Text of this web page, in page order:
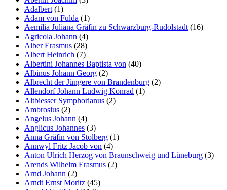
Adalbert (1)
Adam von Fulda (1)
Aemilia Juliana Gräfin zu Schwarzburg-Rudolstadt (16)
Agricola Johann (4)
Alber Erasmus (28)
Albert Heinrich (7)
Albertini Johannes Baptista von (40)
Albinus Johann Georg (2)
Albrecht der Jüngere von Brandenburg (2)
Allendorf Johann Ludwig Konrad (1)
Altbiesser Symphorianus (2)
Ambrosius (2)
Angelus Johann (4)
Anglicus Johannes (3)
Anna Gräfin von Stolberg (1)
Annwyl Fritz Jacob von (4)
Anton Ulrich Herzog von Braunschweig und Lüneburg (3)
Arends Wilhelm Erasmus (2)
Arnd Johann (2)
Arndt Ernst Moritz (45)